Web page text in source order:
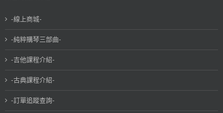
-線上商城-
-純粹購琴三部曲-
-吉他課程介紹-
-古典課程介紹-
-訂單追蹤查詢-